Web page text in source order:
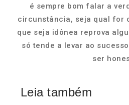
é sempre bom falar a
circunstância, seja qual for
que seja idônea reprova
só tende a levar ao
ser
Leia também